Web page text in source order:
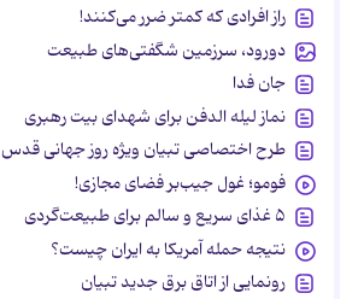
راز افرادی که کمتر ضرر می‌کنند!
دورود، سرزمین شگفتی‌های طبیعت
جان فدا
نماز لیله الدفن برای شهدای بیت رهبری
طرح اختصاصی تبیان ویژه روز جهانی قدس
فومو؛ غول جیب‌بر فضای مجازی!
۵ غذای سریع و سالم برای طبیعت‌گردی
نتیجه حمله آمریکا به ایران چیست؟
رونمایی از اتاق برق جدید تبیان